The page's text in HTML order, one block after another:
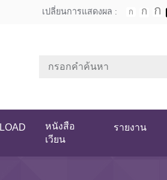
เปลี่ยนการแสดงผล :
หนังสือ
เวียน
รายงาน